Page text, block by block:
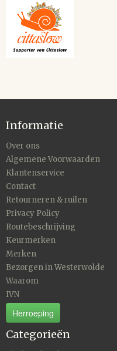
Informatie
Over ons
Algemene Voorwaarden
Klantenservice
Contact
Retourneren & ruilen
Privacy Policy
Routebeschrijving
Keurmerken
Merken
Bezorgen in Westerwolde
Waarom
IVN
Herroeping
Categorieën